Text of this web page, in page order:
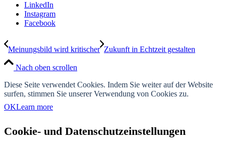
LinkedIn
Instagram
Facebook
Meinungsbild wird kritischer Zukunft in Echtzeit gestalten
Nach oben scrollen
Diese Seite verwendet Cookies. Indem Sie weiter auf der Website
surfen, stimmen Sie unserer Verwendung von Cookies zu.
OKLearn more
Cookie- und Datenschutzeinstellungen